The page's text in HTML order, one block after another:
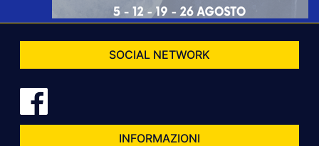
SOCIAL NETWORK
INFORMAZIONI